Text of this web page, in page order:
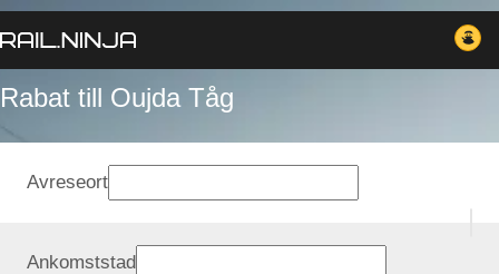
Rabat till Oujda Tåg
Avreseort
Ankomststad